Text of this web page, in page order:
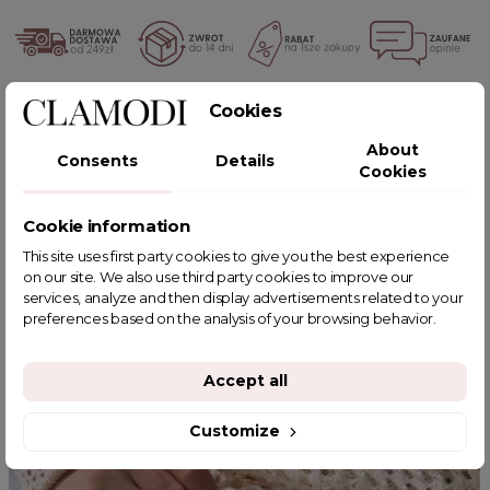
POWIĄZANE TAGI
YOU MIGHT ALSO LIKE
Cookies
Consents Details
About
Cookies
Cookie information
This site uses first party cookies to give you the best experience
on our site. We also use third party cookies to improve our
services, analyze and then display advertisements related to your
preferences based on the analysis of your browsing behavior.
Customize
Accept all